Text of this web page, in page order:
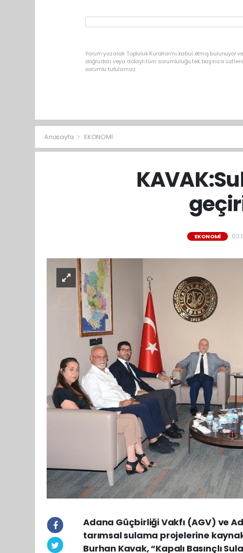
Yorum yazarak Topluluk Kuralları’nı kabul etmiş
doğrudan veya dolaylı tüm sorumluluğu tek başınıza
sorumlu tutulamaz.
Anasayfa EKONOMİ
EKONOMİ
Adana Güçbirliği Vakfı (AGV) ve
tarımsal sulama projelerine kaynak
Burhan Kavak, “Kapalı Basınçlı